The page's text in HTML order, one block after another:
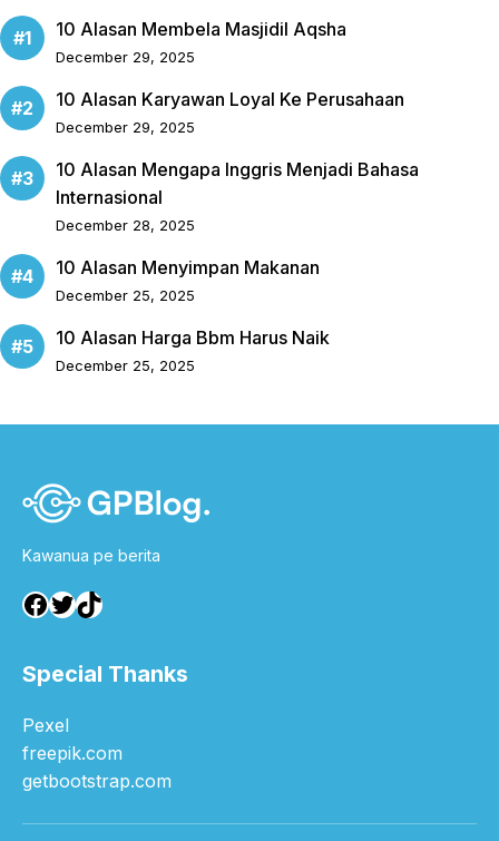
10 Alasan Membela Masjidil Aqsha
December 29, 2025
10 Alasan Karyawan Loyal Ke Perusahaan
December 29, 2025
10 Alasan Mengapa Inggris Menjadi Bahasa
Internasional
December 28, 2025
10 Alasan Menyimpan Makanan
December 25, 2025
10 Alasan Harga Bbm Harus Naik
December 25, 2025
Kawanua pe berita
Facebook
Twitter
TikTok
Special Thanks
Pexel
freepik.com
getbootstrap.com